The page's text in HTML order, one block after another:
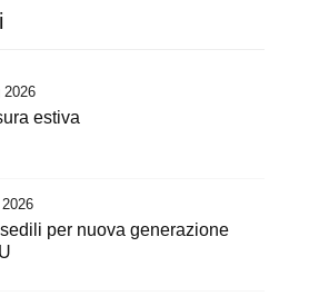
2026
estiva
per nuova generazione